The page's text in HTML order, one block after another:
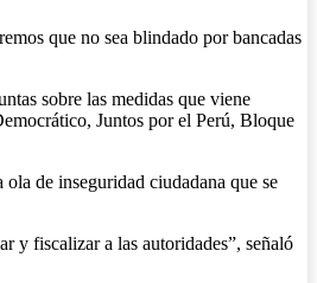
que no sea blindado por bancadas
sobre las medidas que viene
Juntos por el Perú, Bloque
de inseguridad ciudadana que se
y fiscalizar a las autoridades”, señaló